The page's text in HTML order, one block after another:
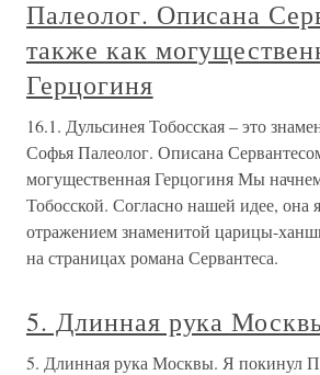
Палеолог. Описана
также как
Герцогиня
16.1. Дульсинея Тобосская – это
Софья Палеолог. Описана
могущественная Герцогиня Мы
Тобосской. Согласно нашей идее, она
отражением знаменитой царицы-
на страницах романа Сервантеса.
5. Длинная рука
5. Длинная рука Москвы. Я покинул